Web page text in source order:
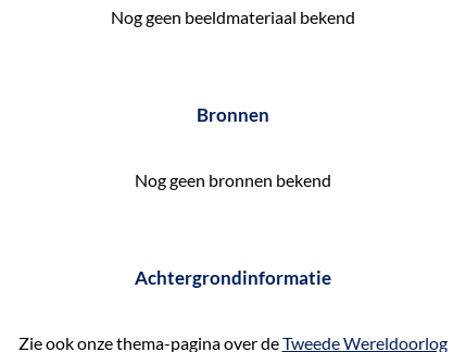
Nog geen beeldmateriaal bekend
Bronnen
Nog geen bronnen bekend
Achtergrondinformatie
Zie ook onze thema-pagina over deTweede Wereldoorlog